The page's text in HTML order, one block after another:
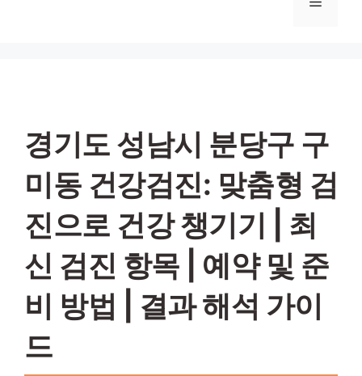
경기도 성남시 분당구 구
미동 건강검진: 맞춤형 검
진으로 건강 챙기기 | 최
신 검진 항목 | 예약 및 준
비 방법 | 결과 해석 가이
드